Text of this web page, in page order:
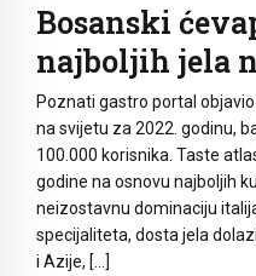
Bosanski
najboljih jela
Poznati gastro portal
na svijetu za 2022. godinu,
100.000 korisnika. Taste
godine na osnovu najboljih
neizostavnu dominaciju
specijaliteta, dosta jela
i Azije, […]